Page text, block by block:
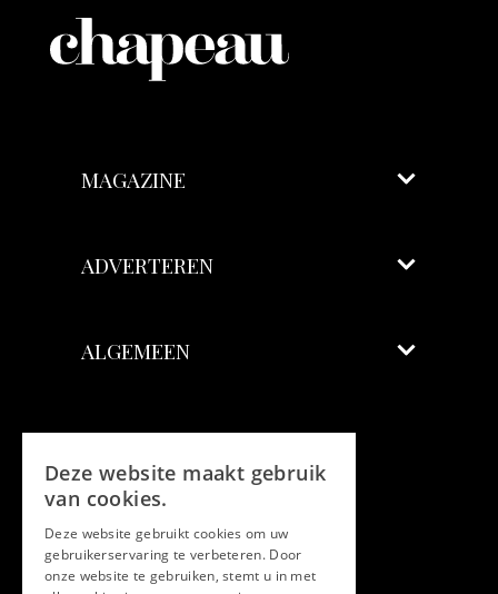
MAGAZINE
ADVERTEREN
ALGEMEEN
Facebook
Twitter
Deze website maakt gebruik
van cookies.
Deze website gebruikt cookies om uw
gebruikerservaring te verbeteren. Door
onze website te gebruiken, stemt u in met